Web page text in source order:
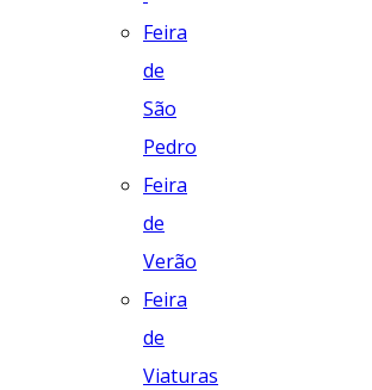
Feira
de
São
Pedro
Feira
de
Verão
Feira
de
Viaturas